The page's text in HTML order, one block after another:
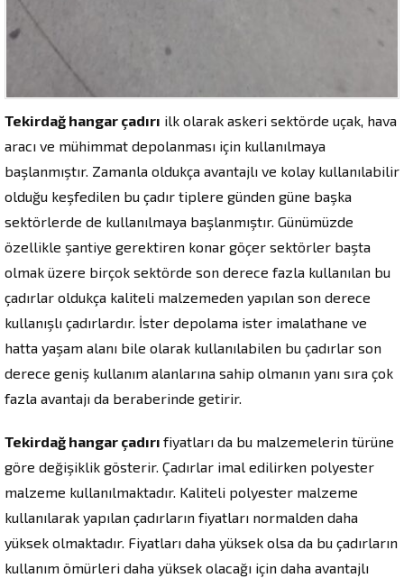
Tekirdağ hangar çadırı ilk olarak askeri sektörde uçak, hava
aracı ve mühimmat depolanması için kullanılmaya
başlanmıştır. Zamanla oldukça avantajlı ve kolay kullanılabilir
olduğu keşfedilen bu çadır tiplere günden güne başka
sektörlerde de kullanılmaya başlanmıştır. Günümüzde
özellikle şantiye gerektiren konar göçer sektörler başta
olmak üzere birçok sektörde son derece fazla kullanılan bu
çadırlar oldukça kaliteli malzemeden yapılan son derece
kullanışlı çadırlardır. İster depolama ister imalathane ve
hatta yaşam alanı bile olarak kullanılabilen bu çadırlar son
derece geniş kullanım alanlarına sahip olmanın yanı sıra çok
fazla avantajı da beraberinde getirir.
Tekirdağ hangar çadırı fiyatları da bu malzemelerin türüne
göre değişiklik gösterir. Çadırlar imal edilirken polyester
malzeme kullanılmaktadır. Kaliteli polyester malzeme
kullanılarak yapılan çadırların fiyatları normalden daha
yüksek olmaktadır. Fiyatları daha yüksek olsa da bu çadırların
kullanım ömürleri daha yüksek olacağı için daha avantajlı